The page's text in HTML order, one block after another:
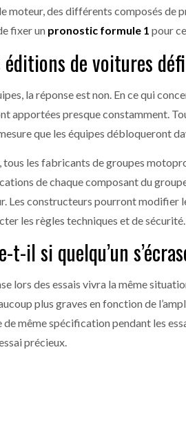
moteur, des différents composés de
fixer un pronostic formule 1 pour
éditions de voitures
la réponse est non. En ce qui
apportées presque constamment.
que les équipes débloqueront
tous les fabricants de groupes
de chaque composant du
Les constructeurs pourront modifier
les règles techniques et de sécurité.
t-il si quelqu’un
lors des essais vivra la même
plus graves en fonction de
de même spécification pendant les
précieux.